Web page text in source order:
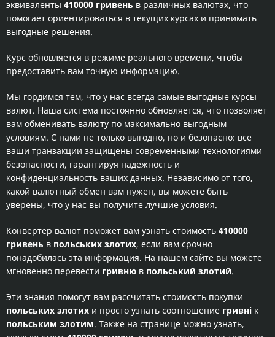
эквиваленты 410000 гривень в различных валютах, что
помогает ориентироваться в текущих курсах и принимать
выгодные решения.
Курс обновляется в режиме реального времени, чтобы
предоставить вам точную информацию.
Мы гордимся тем, что у нас всегда самые выгодные курсы
валют. Наша система постоянно обновляется, что позволяет
вам обменивать валюту по максимально выгодным
условиям. С нами не только выгодно, но и безопасно: все
ваши транзакции защищены современными технологиями
безопасности, гарантируя надежность и
конфиденциальность ваших данных. Независимо от того,
какой валютный обмен вам нужен, вы можете быть
уверены, что у нас вы получите лучшие условия.
Конвертер валют поможет вам узнать стоимость 410000
гривень в польських злотих, если вам срочно
понадобилась эта информация. На нашем сайте вы можете
мгновенно перевести гривню в польський злотий.
Эти знания помогут вам рассчитать стоимость покупки
польських злотих и просто узнать соотношение гривні к
польським злотим. Также на странице можно узнать,